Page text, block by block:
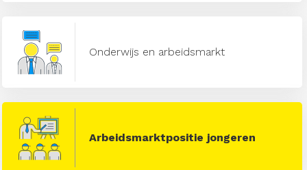
Onderwijs en arbeidsmarkt
Arbeidsmarktpositie jongeren